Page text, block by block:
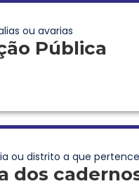
ou avarias
Pública
ou distrito a que pertence
dos